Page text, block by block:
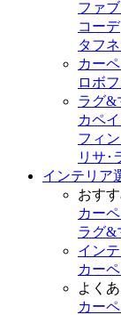
ファ
コーデ
タフ
カー
ロボ
ラグ&
カペ
フィ
リサ･
インテリア
おす
カー
ラグ&
イン
カー
よく
カー